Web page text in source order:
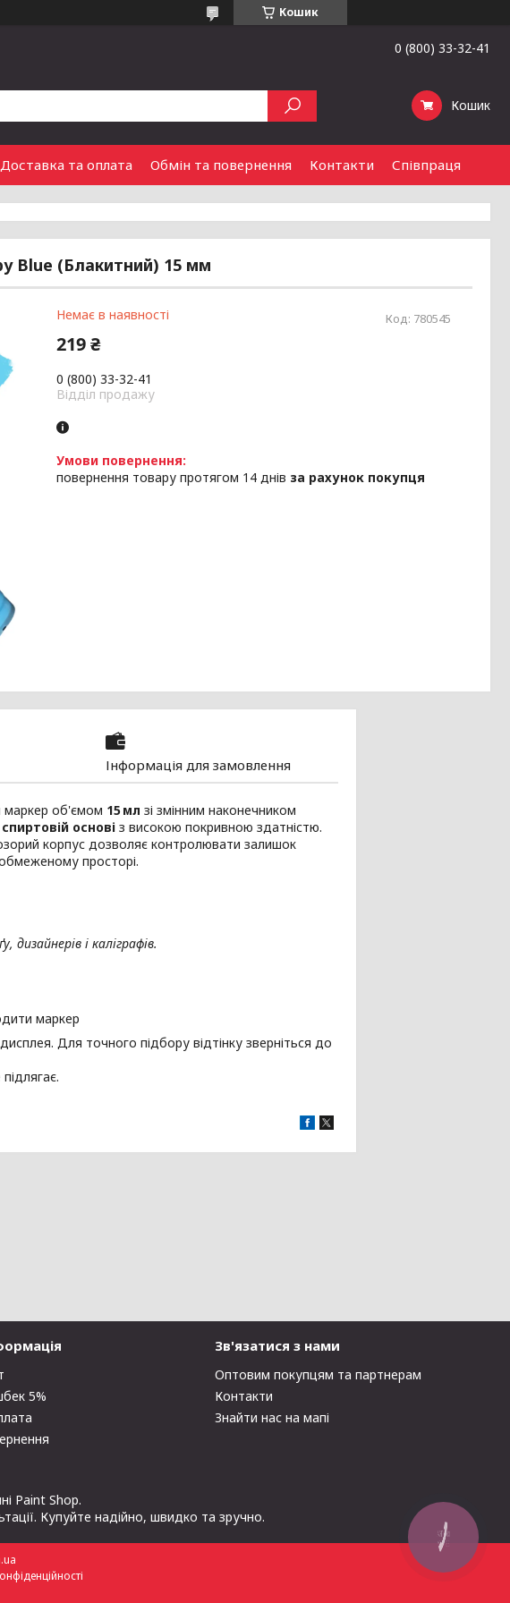
Кошик
0 (800) 33-32-41
Кошик
Доставка та оплата Обмін та повернення Контакти Співпраця
Blue (Блакитний) 15 мм
Немає в наявності Код: 780545
219 ₴
0 (800) 33-32-41
Відділ продажу
повернення товару протягом 14 днів за рахунок покупця
Інформація для замовлення
об'ємом 15 мл зі змінним наконечником
спиртовій основі з високою покривною здатністю.
корпус дозволяє контролювати залишок
просторі.
дизайнерів і каліграфів.
маркер
Для точного підбору відтінку зверніться до
5%
Зв'язатися з нами
Оптовим покупцям та партнерам
Контакти
Знайти нас на мапі
Paint Shop.
Купуйте надійно, швидко та зручно.
КНОПКА
ЗВ'ЯЗКУ